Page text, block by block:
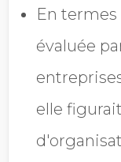
En termes
évaluée
elle